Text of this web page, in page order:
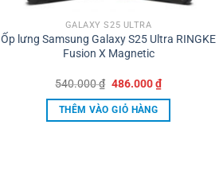
GALAXY S25 ULTRA
Ốp lưng Samsung Galaxy S25 Ultra RINGKE
Fusion X Magnetic
540.000₫ Giá
là:
540.000 ₫.
486.000₫Giá
hiện
THÊM VÀO GIỎ HÀNG